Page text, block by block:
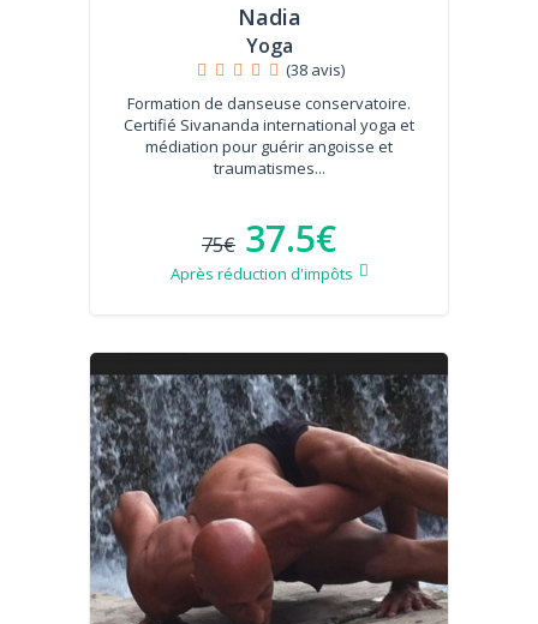
Nadia
Yoga
(38 avis)
Formation de danseuse conservatoire.
Certifié Sivananda international yoga et
médiation pour guérir angoisse et
traumatismes...
75€ 37.5€
Après réduction d'impôts